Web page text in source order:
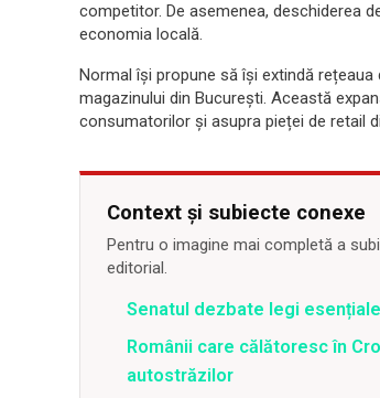
competitor. De asemenea, deschiderea
economia locală.
Normal își propune să își extindă
magazinului din București. Această
consumatorilor și asupra pieței de retail
Context și subiecte conexe
Pentru o imagine mai completă a
editorial.
Senatul dezbate legi
Românii care călătoresc în
autostrăzilor